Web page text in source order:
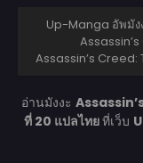
Up-Manga อัพมัง
Assassin’s
อ่านมังงะ
ที่ 20 แปลไทยที่เว็บ